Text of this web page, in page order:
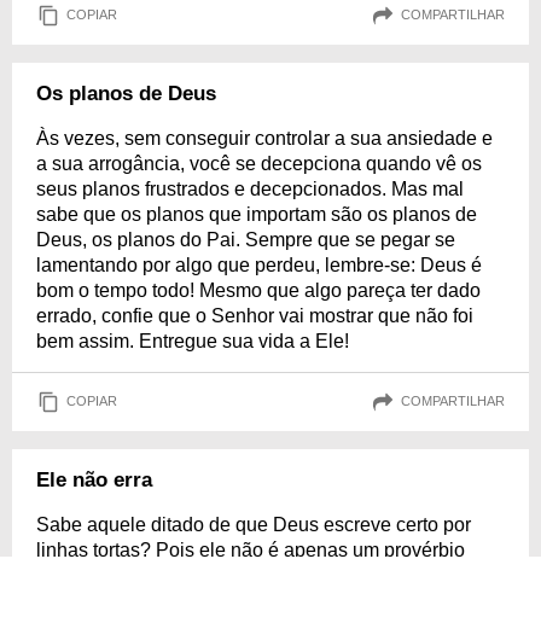
COPIAR COMPARTILHAR
Os planos de Deus
Às vezes, sem conseguir controlar a sua ansiedade e
a sua arrogância, você se decepciona quando vê os
seus planos frustrados e decepcionados. Mas mal
sabe que os planos que importam são os planos de
Deus, os planos do Pai. Sempre que se pegar se
lamentando por algo que perdeu, lembre-se: Deus é
bom o tempo todo! Mesmo que algo pareça ter dado
errado, confie que o Senhor vai mostrar que não foi
bem assim. Entregue sua vida a Ele!
COPIAR COMPARTILHAR
Ele não erra
Sabe aquele ditado de que Deus escreve certo por
linhas tortas? Pois ele não é apenas um provérbio